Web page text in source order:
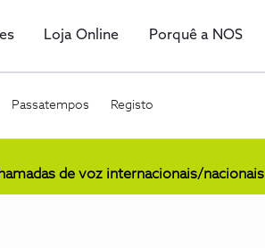
Loja Online Porquê a NOS
Passatempos Registo
de voz internacionais/nacionais